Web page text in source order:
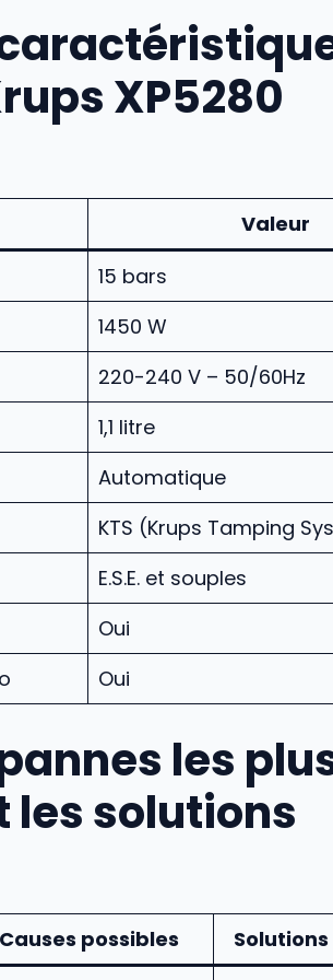
XP5280
Valeur
15 bars
1450 W
220-240 V – 50/60Hz
1,1 litre
Automatique
KTS (Krups Tamping
E.S.E. et souples
Oui
Oui
les
les solutions
Causes possibles